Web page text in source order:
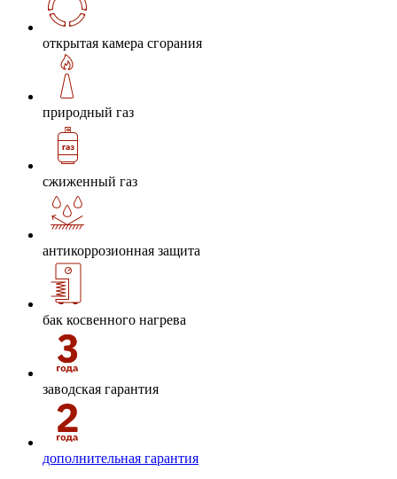
открытая камера сгорания
природный газ
сжиженный газ
антикоррозионная защита
бак косвенного нагрева
заводская гарантия
дополнительная гарантия